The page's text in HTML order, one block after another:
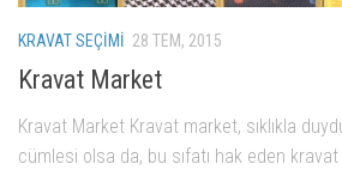
KRAVAT SEÇIMI 28 TEM, 2015
Kravat Market
Kravat Market Kravat market, sıklıkla
cümlesi olsa da, bu sıfatı hak eden kravat